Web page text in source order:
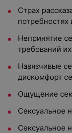
Страх
Непринятие
требований
Навязчивые
дискомфорт
Ощущение
Сексуальное
Сексуальное